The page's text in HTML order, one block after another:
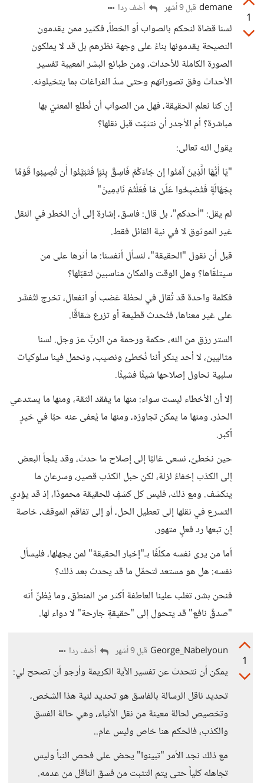
1
demane قبل 9 أشهر أضف ردا
لسنا قضاة لنحكم بالصواب أو الخطأ، فكثير ممن يقدمون
النصيحة يقدمونها بناءً على وجهة نظرهم بل قد لا يملكون
الصورة الكاملة للأحداث، ومن طبائع البشر المعيبة تفسير
الأحداث وفق تصوراتهم وحتى سدّ الفراغات بما يتخيلونه.
إن كنا نعلم الحقيقة، فهل من الصواب أن نُطلع المعنيّ بها
مباشرة؟ أم الأجدر أن نتثبّت قبل نقلها؟
يقول الله تعالى:
"يَا أَيُّهَا الَّذِينَ آمَنُوا إِن جَاءَكُمْ فَاسِقٌ بِنَبَإٍ فَتَبَيَّنُوا أَن تُصِيبُوا قَوْمًا
بِجَهَالَةٍ فَتُصْبِحُوا عَلَىٰ مَا فَعَلْتُمْ نَادِمِينَ"
لم يقل: "أحدكم"، بل قال: فاسق، إشارة إلى أن الخطر في النقل
غير الموثوق لا في نية القائل فقط.
قبل أن نقول "الحقيقة"، لنسأل أنفسنا: ما أثرها على من
سيتلقّاها؟ وهل الوقت والمكان مناسبين لتقبّلها؟
فكلمة واحدة قد تُقال في لحظة غضب أو انفعال، تخرج لتُفسَّر
على غير معناها، فتُحدث قطيعة أو تزرع شقاقًا.
الستر رزق من الله، حكمة ورحمة من الربِّ عز وجل. لسنا
مثاليين، لا أحد ينكر أننا نُخطئ ونصيب، ونحمل فينا سلوكيات
سلبية نحاول إصلاحها شيئًا فشيئًا.
إلا أن الأخطاء ليست سواء: منها ما يفقد الثقة، ومنها ما يستدعي
الحذر، ومنها ما يمكن تجاوزه، ومنها ما يُعفى عنه حبًا في خيرٍ
أكبر.
حين نخطئ، نسعى غالبًا إلى إصلاح ما حدث، وقد يلجأ البعض
إلى الكذب إخفاءً لزلة، لكن حبل الكذب قصير، وسرعان ما
ينكشف. ومع ذلك، فليس كل كشفٍ للحقيقة محمودًا، إذ قد يؤدي
التسرع في نقلها إلى تعطيل الحل، أو إلى تفاقم الموقف، خاصة
إن تبعها رد فعلٍ متهور.
أما من يرى نفسه مكلّفًا بـ"إخبار الحقيقة" لمن يجهلها، فليسأل
نفسه: هل هو مستعد لتحمّل ما قد يحدث بعد ذلك؟
فنحن بشر، تغلب علينا العاطفة أكثر من المنطق، وما يُظنّ أنه
"صدقٌ نافع" قد يتحول إلى "حقيقةٍ جارحة" لا دواء لها.
1
George_Nabelyoun قبل 9 أشهر أضف ردا
يمكن أن نتحدث عن تفسير الآية الكريمة وأرجو أن تصحح لي:
تحديد ناقل الرسالة بالفاسق هو تحديد لنية هذا الشخص،
وتخصيص لحالة معينة من نقل الأنباء، وهي حالة الفسق
والكذب، فالحكم هنا خاص وليس عام..
مع ذلك نجد الأمر "تبينوا" يحض على فحص النبأ وليس
تجاهله كلياً حتى يتم التثبت من فسق الناقل من عدمه.